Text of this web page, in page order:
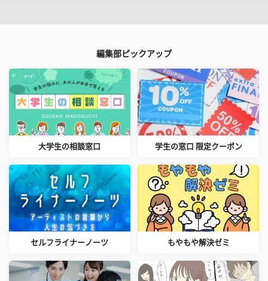
編集部ピックアップ
大学生の相談窓口 学生の窓口 限定クーポン
セルフライナーノーツ もやもや解決ゼミ